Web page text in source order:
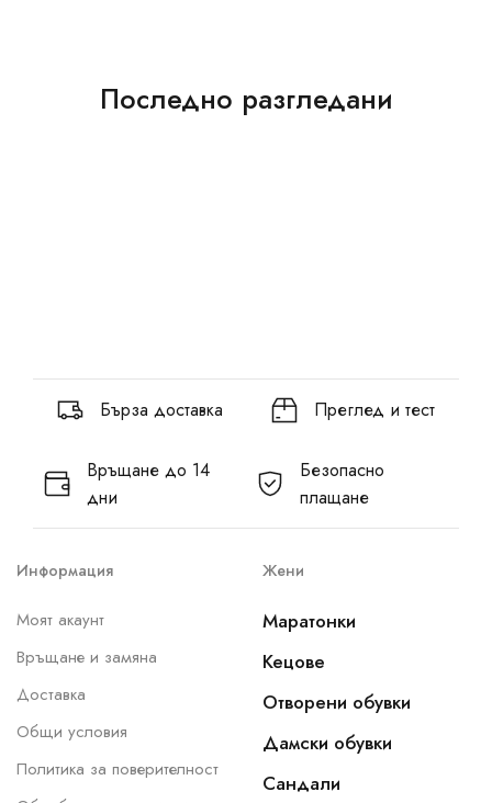
Последно разгледани
Бърза доставка Преглед и тест
Връщане до 14
дни
Безопасно
плащане
Информация
Моят акаунт
Връщане и замяна
Доставка
Общи условия
Политика за поверителност
Жени
Маратонки
Кецове
Отворени обувки
Дамски обувки
Сандали